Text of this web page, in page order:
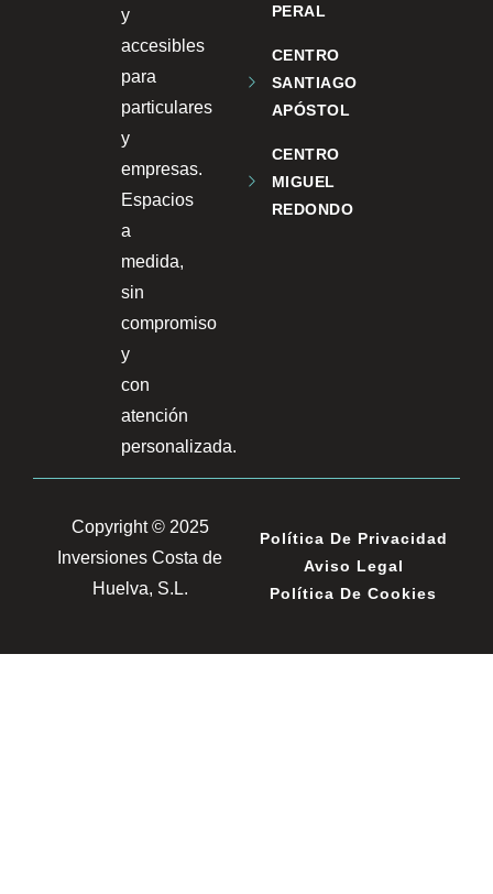
y
accesibles
para
particulares
y
empresas.
Espacios
a
medida,
sin
compromiso
y
con
atención
personalizada.
PERAL
CENTRO
SANTIAGO
APÓSTOL
CENTRO
MIGUEL
REDONDO
Copyright © 2025
Inversiones Costa de
Huelva, S.L.
Política De Privacidad
Aviso Legal
Política De Cookies